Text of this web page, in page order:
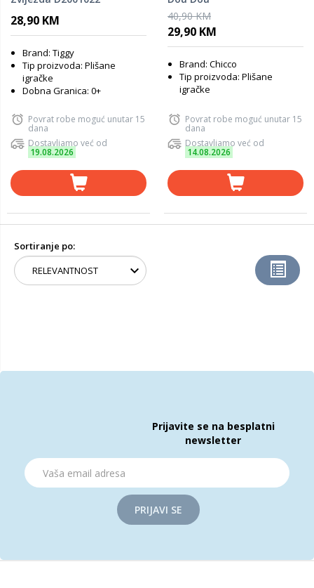
28,90 KM
Brand: Tiggy
Tip proizvoda: Plišane
igračke
Dobna Granica: 0+
Povrat robe moguć unutar 15
dana
Dostavljamo već od
19.08.2026
40,90 KM
29,90 KM
Brand: Chicco
Tip proizvoda: Plišane
igračke
Povrat robe moguć unutar 15
dana
Dostavljamo već od
14.08.2026
Sortiranje po:
Prijavite se na besplatni
newsletter
PRIJAVI SE